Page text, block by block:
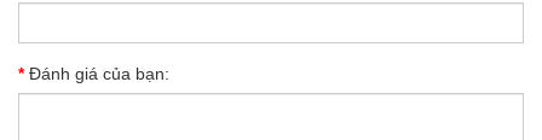
Đánh giá của bạn: